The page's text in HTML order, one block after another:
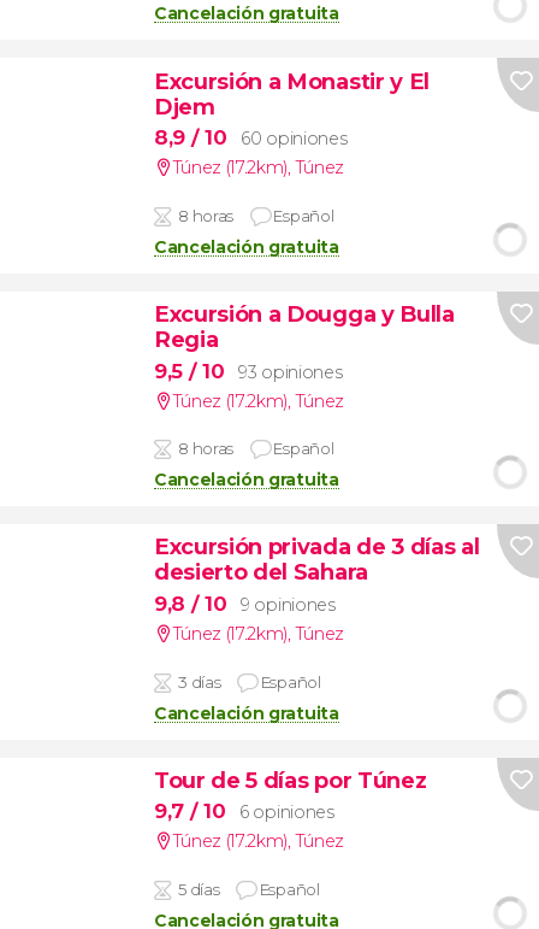
Cancelación gratuita
Excursión a Monastir y El
Djem
8,9 / 10
60 opiniones
Túnez (17.2km),Túnez
8 horas Español
Cancelación gratuita
Excursión a Dougga y Bulla
Regia
9,5 / 10
93 opiniones
Túnez (17.2km) ,Túnez
8 horas Español
Cancelación gratuita
Excursión privada de 3 días al
desierto del Sahara
9,8 / 10
9 opiniones
Túnez (17.2km),Túnez
3 días Español
Cancelación gratuita
Tour de 5 días por Túnez
9,7 / 10
6 opiniones
Túnez (17.2km),Túnez
5 días Español
Cancelación gratuita